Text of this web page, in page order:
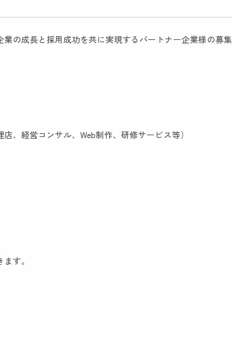
の成長と採用成功を共に実現するパートナー企業様の募集
、経営コンサル、Web制作、研修サービス等）
す。